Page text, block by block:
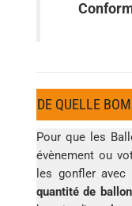
DE QUELLE
Pour que les
évènement ou
les gonfler avec
quantité de